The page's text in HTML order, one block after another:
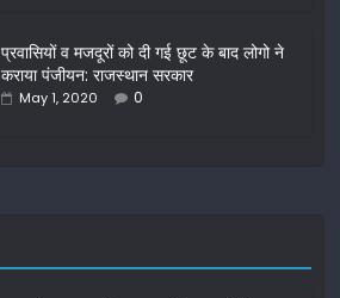
प्रवासियों व मजदूरों को दी गई छूट के बाद लोगो ने
कराया पंजीयन: राजस्थान सरकार
May 1, 2020 0